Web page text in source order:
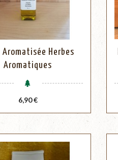
Aromatisée Herbes
Aromatiques
Prix
6,90 €